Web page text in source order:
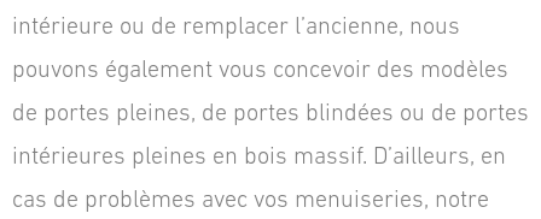
intérieure ou de remplacer l’ancienne, nous
pouvons également vous concevoir des modèles
de portes pleines, de portes blindées ou de portes
intérieures pleines en bois massif. D’ailleurs, en
cas de problèmes avec vos menuiseries, notre